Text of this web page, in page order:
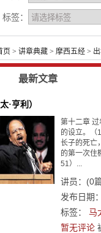
标签：
页 > 讲章典藏 > 摩西五经 >
最新文章
·亨利）
第十二章
的设立。（
长子的死亡
的第一次住
51）...
讲员： (0
发布日期
标签： 马
暂无评论